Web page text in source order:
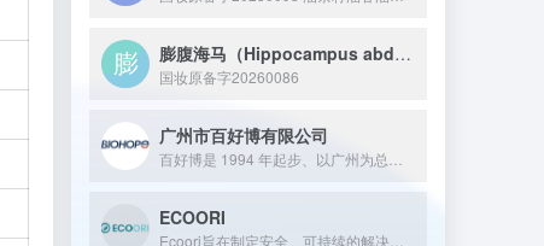
膨腹海马（Hippocampus abdominalis）提取物
国妆原备字20260086
广州市百好博有限公司
ECOORI